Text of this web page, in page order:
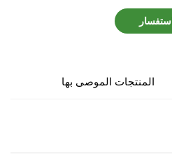
استفسار
المنتجات الموصى بها